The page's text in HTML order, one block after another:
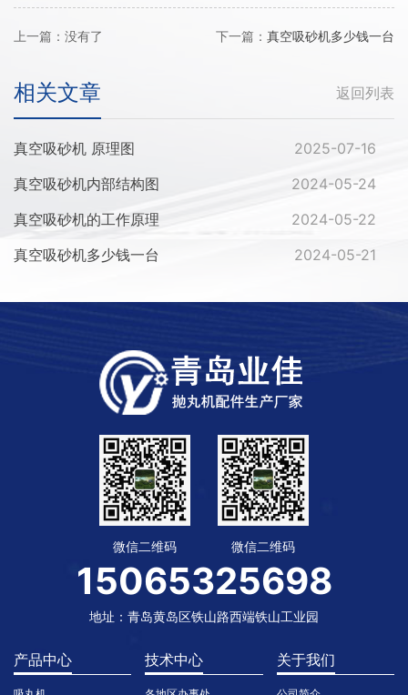
上一篇：没有了 下一篇： 真空吸砂机多少钱一台
返回列表
相关文章
2025-07-16
真空吸砂机 原理图
2024-05-24
真空吸砂机内部结构图
2024-05-22
真空吸砂机的工作原理
2024-05-21
真空吸砂机多少钱一台
微信二维码 微信二维码
15065325698
地址：青岛黄岛区铁山路西端铁山工业园
产品中心 技术中心 关于我们